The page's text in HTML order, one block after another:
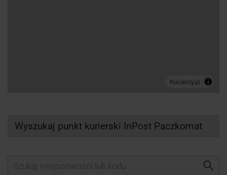
Wyszukaj punkt kurierski InPost Paczkomat